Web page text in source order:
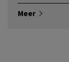
Meer